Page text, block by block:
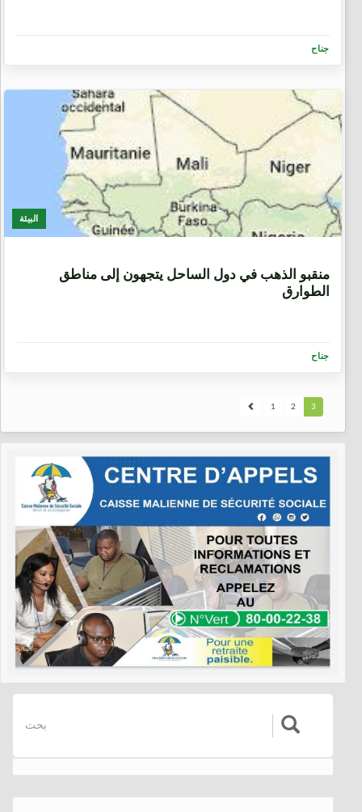
جناح
البيئة
منقبو الذهب في دول الساحل يتجهون إلى مناطق
الطوارق
جناح
1 2 3